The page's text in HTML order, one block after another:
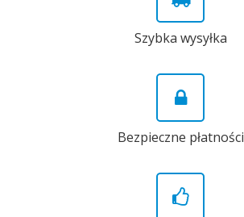
Szybka wysyłka
Bezpieczne płatności